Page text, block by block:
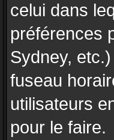
celui dans
préférences
Sydney,
fuseau
utilisateurs
pour le faire.